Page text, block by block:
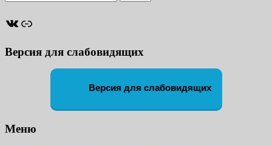
ВКонтакте
Ссылка
Версия для слабовидящих
Версия для слабовидящих
Меню